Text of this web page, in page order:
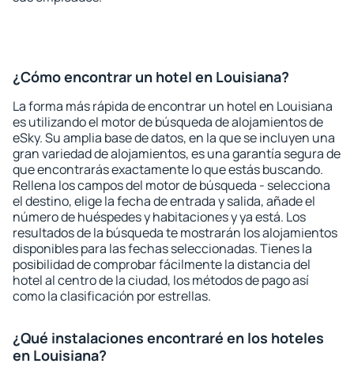
¿Cómo encontrar un hotel en Louisiana?
La forma más rápida de encontrar un hotel en Louisiana
es utilizando el motor de búsqueda de alojamientos de
eSky. Su amplia base de datos, en la que se incluyen una
gran variedad de alojamientos, es una garantía segura de
que encontrarás exactamente lo que estás buscando.
Rellena los campos del motor de búsqueda - selecciona
el destino, elige la fecha de entrada y salida, añade el
número de huéspedes y habitaciones y ya está. Los
resultados de la búsqueda te mostrarán los alojamientos
disponibles para las fechas seleccionadas. Tienes la
posibilidad de comprobar fácilmente la distancia del
hotel al centro de la ciudad, los métodos de pago así
como la clasificación por estrellas.
¿Qué instalaciones encontraré en los hoteles
en Louisiana?